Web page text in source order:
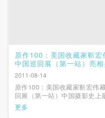
原作100：美国收藏家靳
中国巡回展（第一站）亮
2011-08-14
原作100：美国收藏家靳宏伟
回展（第一站）中国摄影史
央美美术馆教科书般的西方现
月14日上午11点，由中央美术
更多